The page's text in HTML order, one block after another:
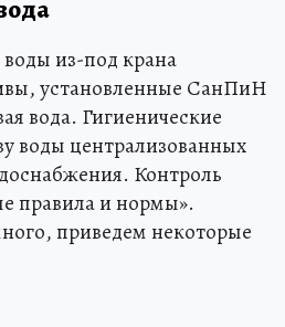
из-под крана
установленные СанПиН
вода. Гигиенические
воды централизованных
Контроль
правила и нормы».
приведем некоторые